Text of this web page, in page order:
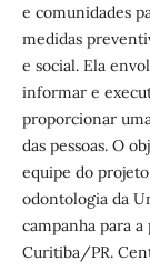
e comunidades
medidas
e social. Ela
informar e
proporcionar
das pessoas. O
equipe do
odontologia da
campanha para
Curitiba/PR.